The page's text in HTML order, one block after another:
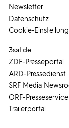
3sat.de
ZDF-Presseportal
ARD-Pressedienst
SRF Media
ORF-Presseservice
Trailerportal
Newsletter
Datenschutz
Cookie-